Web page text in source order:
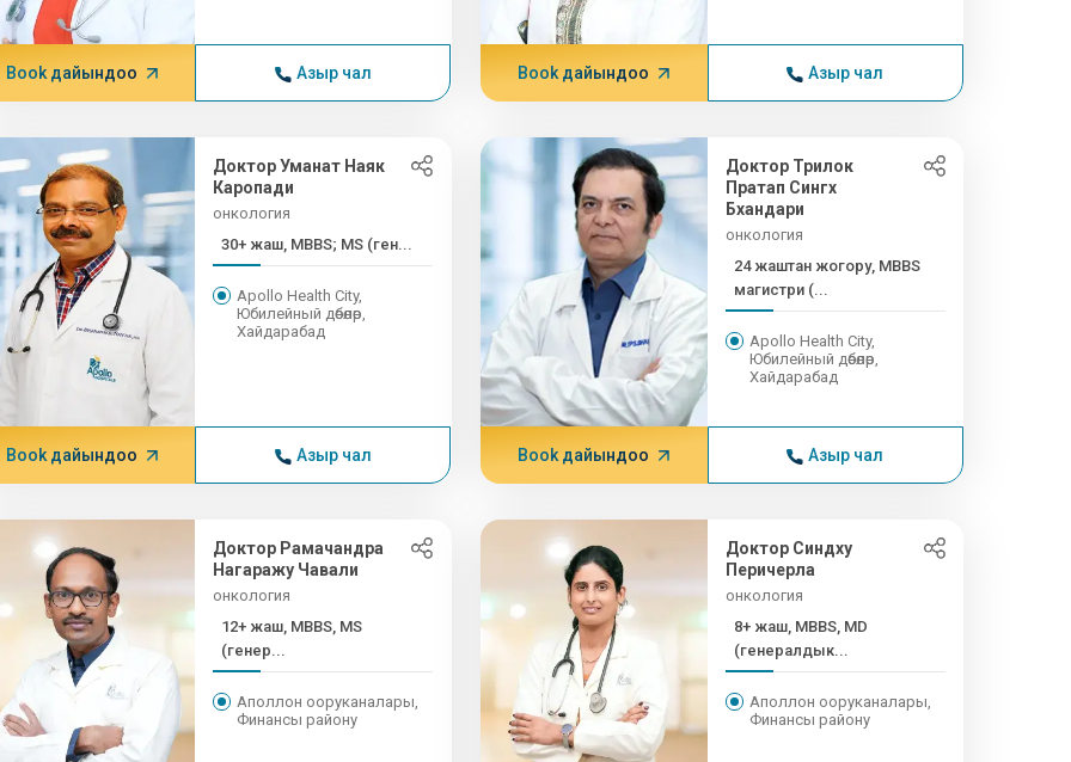
Book дайындоо Азыр чал Book дайындоо Азыр чал
Доктор Уманат Наяк
Каропади
онкология
30+ жаш, MBBS; MS (ген...
Apollo Health City,
Юбилейный дөбөлөр,
Хайдарабад
Book дайындоо Азыр чал
Доктор Трилок
Пратап Сингх
Бхандари
онкология
24 жаштан жогору, MBBS
магистри (...
Apollo Health City,
Юбилейный дөбөлөр,
Хайдарабад
Book дайындоо Азыр чал
Доктор Рамачандра
Нагаражу Чавали
онкология
12+ жаш, MBBS, MS
(генер...
Аполлон ооруканалары,
Финансы району
Доктор Синдху
Перичерла
онкология
8+ жаш, MBBS, MD
(генералдык...
Аполлон ооруканалары,
Финансы району